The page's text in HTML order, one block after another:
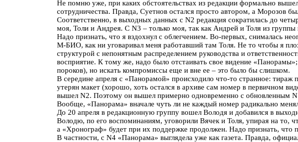
Не помню уже, при каких обстоятельствах из редакции формально
сотрудничества. Правда, Суетнов остался просто автором, а Морозов
Соответственно, в выходных данных с N2 редакция сократилась до
моя, Толи и Андрея. С N3 – только моя, так как Андрей и Толя из
Надо признать, что я вздохнул с облегчением. Во-первых, снималась
М-БИО, как ни уговаривал меня работавший там Толя. Не то чтобы я
структурой с непонятным распределением руководства и
восприятие. К тому же, надо было отстаивать свое видение
пороков), но искать компромиссы еще и вне ее – это было бы слишком.
В середине апреля с «Панорамой» происходило что-то странное:
утерян макет (хорошо, хоть остался в архиве сам номер в первичном
вышел N2. Поэтому он вышел примерно одновременно с обновленным
Вообще, «Панорама» вначале чуть ли не каждый номер радикально
До 20 апреля в редакционную группу вошел Володя и добавился в
Володю, по его воспоминаниям, уговорили Вячек и Толя, упирая на то,
а «Хронограф» будет при их поддержке продолжен. Надо признать, что
В частности, с N4 «Панорама» выглядела уже как газета. Правда,